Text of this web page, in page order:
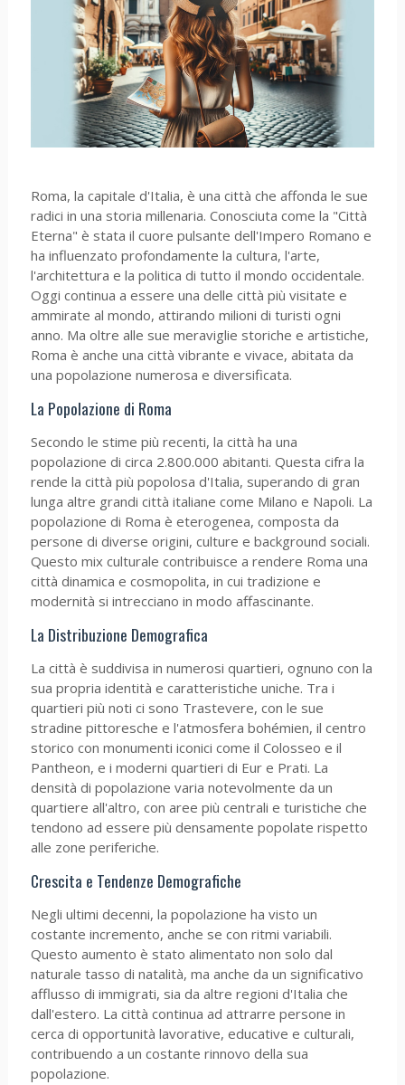
Roma, la capitale d'Italia, è una città che affonda le sue
radici in una storia millenaria. Conosciuta come la "Città
Eterna" è stata il cuore pulsante dell'Impero Romano e
ha influenzato profondamente la cultura, l'arte,
l'architettura e la politica di tutto il mondo occidentale.
Oggi continua a essere una delle città più visitate e
ammirate al mondo, attirando milioni di turisti ogni
anno. Ma oltre alle sue meraviglie storiche e artistiche,
Roma è anche una città vibrante e vivace, abitata da
una popolazione numerosa e diversificata.
La Popolazione di Roma
Secondo le stime più recenti, la città ha una
popolazione di circa 2.800.000 abitanti. Questa cifra la
rende la città più popolosa d'Italia, superando di gran
lunga altre grandi città italiane come Milano e Napoli. La
popolazione di Roma è eterogenea, composta da
persone di diverse origini, culture e background sociali.
Questo mix culturale contribuisce a rendere Roma una
città dinamica e cosmopolita, in cui tradizione e
modernità si intrecciano in modo affascinante.
La Distribuzione Demografica
La città è suddivisa in numerosi quartieri, ognuno con la
sua propria identità e caratteristiche uniche. Tra i
quartieri più noti ci sono Trastevere, con le sue
stradine pittoresche e l'atmosfera bohémien, il centro
storico con monumenti iconici come il Colosseo e il
Pantheon, e i moderni quartieri di Eur e Prati. La
densità di popolazione varia notevolmente da un
quartiere all'altro, con aree più centrali e turistiche che
tendono ad essere più densamente popolate rispetto
alle zone periferiche.
Crescita e Tendenze Demografiche
Negli ultimi decenni, la popolazione ha visto un
costante incremento, anche se con ritmi variabili.
Questo aumento è stato alimentato non solo dal
naturale tasso di natalità, ma anche da un significativo
afflusso di immigrati, sia da altre regioni d'Italia che
dall'estero. La città continua ad attrarre persone in
cerca di opportunità lavorative, educative e culturali,
contribuendo a un costante rinnovo della sua
popolazione.